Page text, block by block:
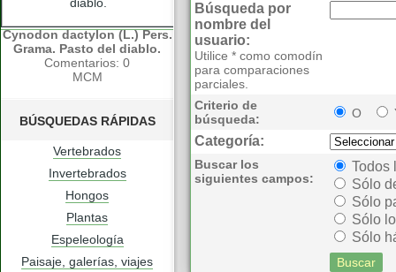
Cynodon dactylon (L.) Pers.
Grama. Pasto del diablo.
Comentarios: 0
MCM
BÚSQUEDAS RÁPIDAS
Vertebrados
Invertebrados
Hongos
Plantas
Espeleología
Paisaje, galerías, viajes
Búsqueda por
nombre del
usuario:
Utilice * como comodín
para comparaciones
parciales.
Criterio de
búsqueda:
O
Categoría:
Buscar los
siguientes campos:
Todos
Sólo
Sólo
Sólo
Sólo